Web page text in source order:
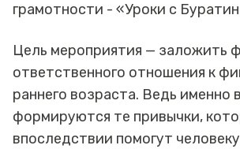
грамотности - «Уроки с
Цель мероприятия — заложить
ответственного отношения к
раннего возраста. Ведь именно
формируются те привычки,
впоследствии помогут человеку